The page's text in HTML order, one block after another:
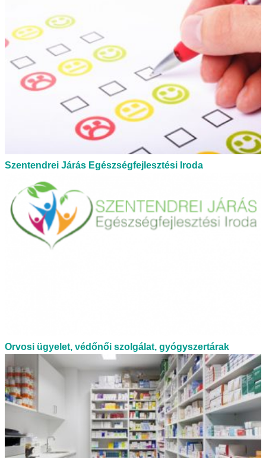
Szentendrei Járás Egészségfejlesztési Iroda
Orvosi ügyelet, védőnői szolgálat, gyógyszertárak